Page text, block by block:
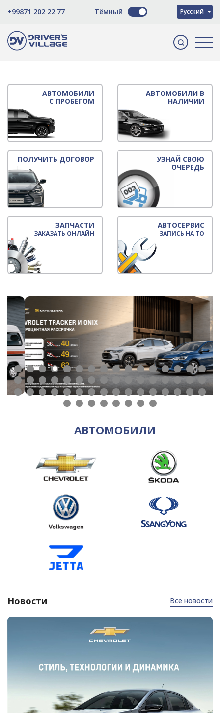
+99871 202 22 77 Тёмный Русский
O'zbekcha
АВТОМОБИЛИ
С ПРОБЕГОМ
АВТОМОБИЛИ В
НАЛИЧИИ
ПОЛУЧИТЬ ДОГОВОР
УЗНАЙ СВОЮ
ОЧЕРЕДЬ
ЗАПЧАСТИ
ЗАКАЗАТЬ ОНЛАЙН
АВТОСЕРВИС
ЗАПИСЬ НА ТО
АВТОМОБИЛИ
Новости Все новости